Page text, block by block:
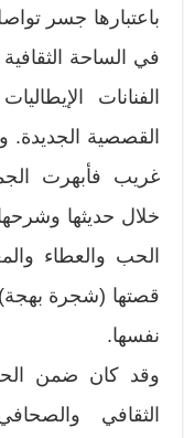
باعتبارها جسر
في الساحة
الفنانات
القصصية الجديدة.
غريب فأبهرت
خلال حديثها
الحب والعطاء
قصتها (شجرة
نفسها.
وقد كان ضمن
الثقافي